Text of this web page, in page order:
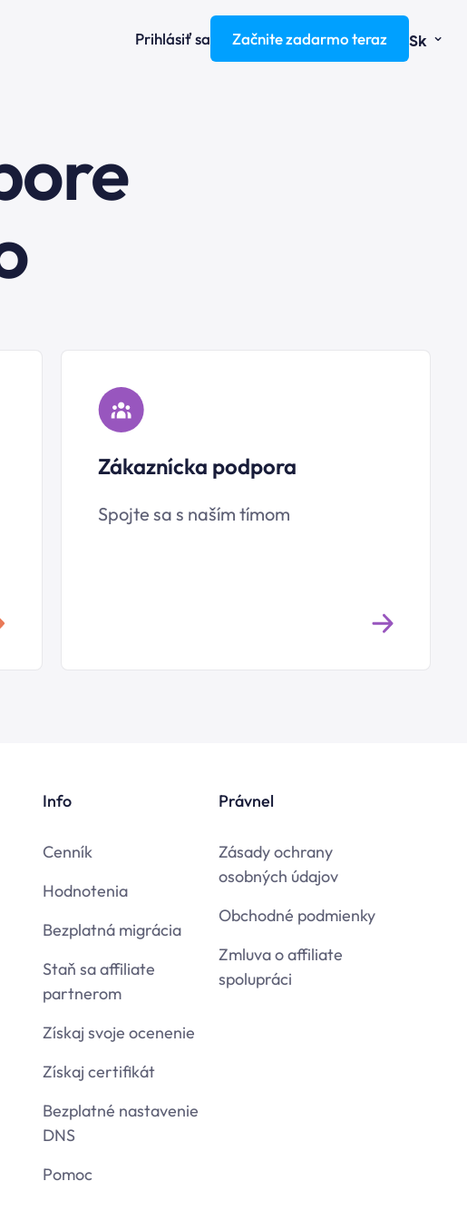
Prihlásiť sa Začnite zadarmo teraz Sk ⌄
Zákaznícka podpora
Spojte sa s naším tímom
Info
Cenník
Hodnotenia
Bezplatná migrácia
Staň sa affiliate
partnerom
Získaj svoje ocenenie
Získaj certifikát
Bezplatné nastavenie
DNS
Pomoc
Právnel
Zásady ochrany
osobných údajov
Obchodné podmienky
Zmluva o affiliate
spolupráci